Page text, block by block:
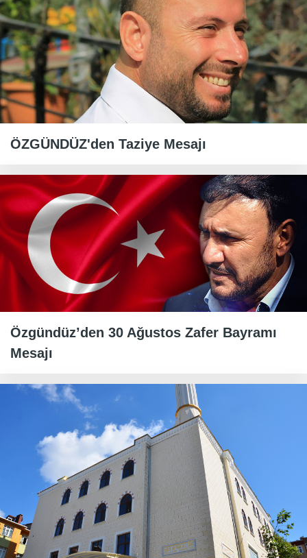
ÖZGÜNDÜZ'den Taziye Mesajı
Özgündüz’den 30 Ağustos Zafer Bayramı
Mesajı